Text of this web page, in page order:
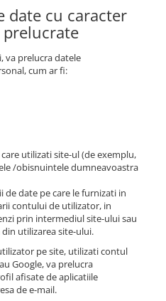
date cu caracter
va prelucra datele
cum ar fi:
utilizati site-ul (de exemplu,
/obisnuintele dumneavoastra
de date pe care le furnizati in
contului de utilizator, in
prin intermediul site-ului sau
utilizarea site-ului.
pe site, utilizati contul
Google, va prelucra
afisate de aplicatiile
de e-mail.